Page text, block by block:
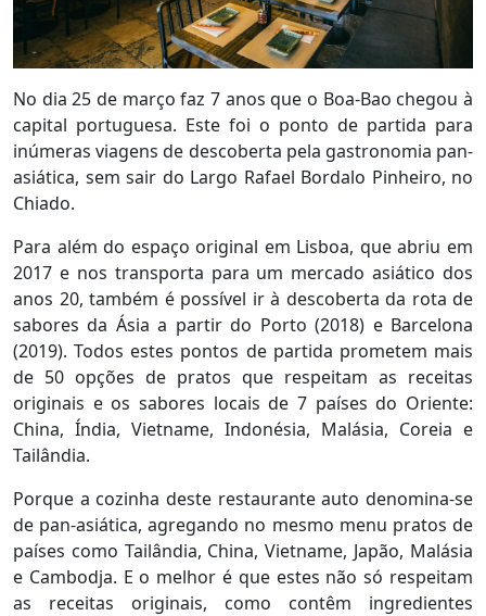
No dia 25 de março faz 7 anos que o Boa-Bao chegou à
capital portuguesa. Este foi o ponto de partida para
inúmeras viagens de descoberta pela gastronomia pan-
asiática, sem sair do Largo Rafael Bordalo Pinheiro, no
Chiado.
Para além do espaço original em Lisboa, que abriu em
2017 e nos transporta para um mercado asiático dos
anos 20, também é possível ir à descoberta da rota de
sabores da Ásia a partir do Porto (2018) e Barcelona
(2019). Todos estes pontos de partida prometem mais
de 50 opções de pratos que respeitam as receitas
originais e os sabores locais de 7 países do Oriente:
China, Índia, Vietname, Indonésia, Malásia, Coreia e
Tailândia.
Porque a cozinha deste restaurante auto denomina-se
de pan-asiática, agregando no mesmo menu pratos de
países como Tailândia, China, Vietname, Japão, Malásia
e Cambodja. E o melhor é que estes não só respeitam
as receitas originais, como contêm ingredientes